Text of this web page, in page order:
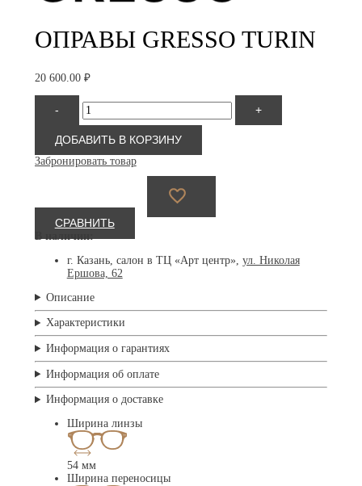
ОПРАВЫ GRESSO TURIN
20 600.00 ₽
-
Количество
товара
Gresso
Turin
+
ДОБАВИТЬ В КОРЗИНУ
Забронировать товар
СРАВНИТЬ
В наличии:
г. Казань, салон в ТЦ «Арт центр», ул. Николая
Ершова, 62
Описание
Характеристики
Информация о гарантиях
Информация об оплате
Информация о доставке
Ширина линзы
54 мм
Ширина переносицы